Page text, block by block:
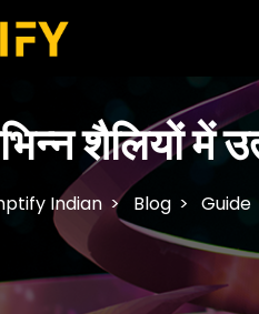
शैलियों में
Indian Blog Guide